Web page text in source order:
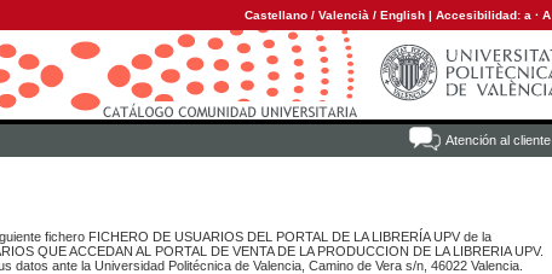
Castellano / Valencià / English | Accesibilidad: a · A
Atención al cliente
fichero FICHERO DE USUARIOS DEL PORTAL DE LA LIBRERÍA UPV de la
QUE ACCEDAN AL PORTAL DE VENTA DE LA PRODUCCION DE LA LIBRERIA UPV.
ante la Universidad Politécnica de Valencia, Camino de Vera s/n, 46022 Valencia.